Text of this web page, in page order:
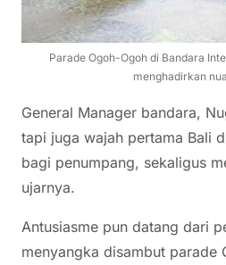
Parade Ogoh-Ogoh di Bandara
menghadirkan
General Manager bandara,
tapi juga wajah pertama Bali
bagi penumpang, sekaligus
ujarnya.
Antusiasme pun datang dari
menyangka disambut parade